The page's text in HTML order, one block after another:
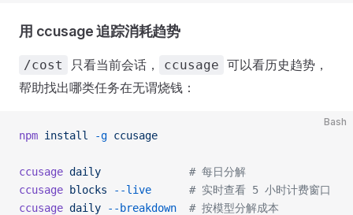
用 ccusage 追踪消耗趋势
/cost 只看当前会话， ccusage 可以看历史趋势，
帮助找出哪类任务在无谓烧钱：
Bash
npm install -g ccusage
ccusage daily
              # 每日分解
ccusage blocks --live
      # 实时查看 5 小时计费窗口
ccusage daily --breakdown
  # 按模型分解成本